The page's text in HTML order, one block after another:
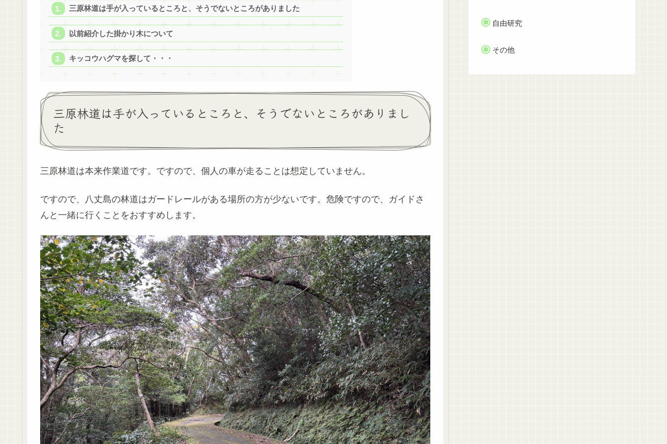
三原林道は手が入っているところと、そうでないところがありました
以前紹介した掛かり木について
キッコウハグマを探して・・・
三原林道は手が入っているところと、そうでないところがありまし
た
三原林道は本来作業道です。ですので、個人の車が走ることは想定していません。
ですので、八丈島の林道はガードレールがある場所の方が少ないです。危険ですので、ガイドさ
んと一緒に行くことをおすすめします。
自由研究
その他